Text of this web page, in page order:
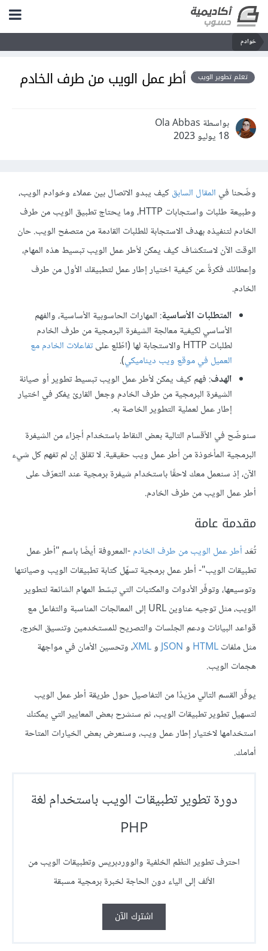
خوادم
تعلم تطوير الويب أطر عمل الويب من طرف الخادم
بواسطة Ola Abbas
18 يوليو 2023
وضّحنا في المقال السابقكيف يبدو الاتصال بين عملاء وخوادم الويب،
وطبيعة طلبات واستجابات HTTP، وما يحتاج تطبيق الويب من طرف
الخادم لتنفيذه بهدف الاستجابة للطلبات القادمة من متصفح الويب. حان
الوقت الآن لاستكشاف كيف يمكن لأطر عمل الويب تبسيط هذه المهام،
وإعطائك فكرةً عن كيفية اختيار إطار عمل لتطبيقك الأول من طرف
الخادم.
المتطلبات الأساسية: المهارات الحاسوبية الأساسية، والفهم
الأساسي لكيفية معالجة الشيفرة البرمجية من طرف الخادم
لطلبات HTTP والاستجابة لها (اطّلع على
تفاعلات الخادم مع
العميل في موقع ويب ديناميكي).
الهدف: فهم كيف يمكن لأطر عمل الويب تبسيط تطوير أو صيانة
الشيفرة البرمجية من طرف الخادم وجعل القارئ يفكر في اختيار
إطار عمل لعملية التطوير الخاصة به.
سنوضّح في الأقسام التالية بعض النقاط باستخدام أجزاء من الشيفرة
البرمجية المأخوذة من أطر عمل ويب حقيقية. لا تقلق إن لم تفهم كل شيء
الآن، إذ سنعمل معك لاحقًا باستخدام شيفرة برمجية عند التعرّف على
أطر عمل الويب من طرف الخادم.
مقدمة عامة
تُعَدأطر عمل الويب من طرف الخادم-المعروفة أيضًا باسم "أطر عمل
تطبيقات الويب"- أطر عمل برمجية تسهّل كتابة تطبيقات الويب وصيانتها
وتوسيعها، وتوفّر الأدوات والمكتبات التي تبسّط المهام الشائعة لتطوير
الويب، مثل توجيه عناوين URL إلى المعالجات المناسبة والتفاعل مع
قواعد البيانات ودعم الجلسات والتصريح للمستخدمين وتنسيق الخرج،
مثل ملفاتHTML وJSONوXML، وتحسين الأمان في مواجهة
هجمات الويب.
يوفّر القسم التالي مزيدًا من التفاصيل حول طريقة أطر عمل الويب
لتسهيل تطوير تطبيقات الويب، ثم سنشرح بعض المعايير التي يمكنك
استخدامها لاختيار إطار عمل ويب، وسنعرض بعض الخيارات المتاحة
أمامك.
دورة تطوير تطبيقات الويب باستخدام لغة
PHP
احترف تطوير النظم الخلفية والووردبريس وتطبيقات الويب من
الألف إلى الياء دون الحاجة لخبرة برمجية مسبقة
اشترك الآن